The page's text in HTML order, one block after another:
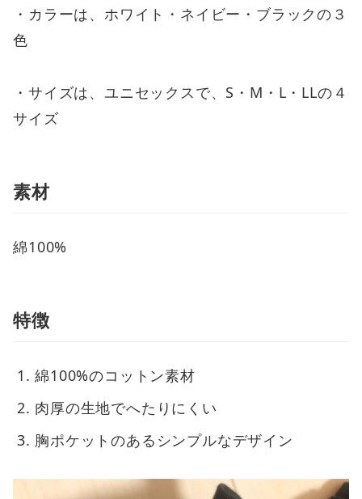
・カラーは、ホワイト・ネイビー・ブラックの３
色
・サイズは、ユニセックスで、S・M・L・LLの４
サイズ
素材
綿100%
特徴
綿100%のコットン素材
肉厚の生地でへたりにくい
胸ポケットのあるシンプルなデザイン